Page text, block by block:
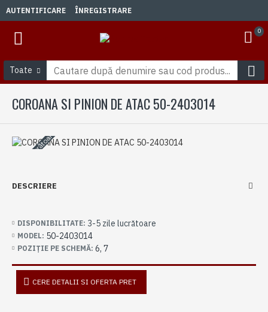
AUTENTIFICARE ÎNREGISTRARE
0
Toate
COROANA SI PINION DE ATAC 50-2403014
3-5 zile lucrătoare
DESCRIERE
DISPONIBILITATE: 3-5 zile lucrătoare
MODEL: 50-2403014
POZIȚIE PE SCHEMĂ: 6, 7
CERE DETALII SI OFERTA PRET